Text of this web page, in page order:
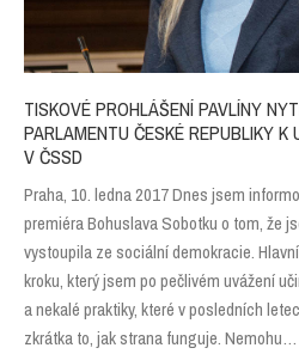
TISKOVÉ PROHLÁŠENÍ PAVLÍNY
PARLAMENTU ČESKÉ REPUBLIKY K
V ČSSD
Praha, 10. ledna 2017 Dnes jsem
premiéra Bohuslava Sobotku o tom, že
vystoupila ze sociální demokracie.
kroku, který jsem po pečlivém uvážení
a nekalé praktiky, které v posledních
zkrátka to, jak strana funguje. Nemohu…